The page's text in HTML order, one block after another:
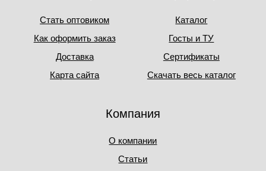
Стать оптовиком
Как оформить заказ
Доставка
Карта сайта
Каталог
Госты и ТУ
Сертификаты
Скачать весь каталог
Компания
О компании
Статьи